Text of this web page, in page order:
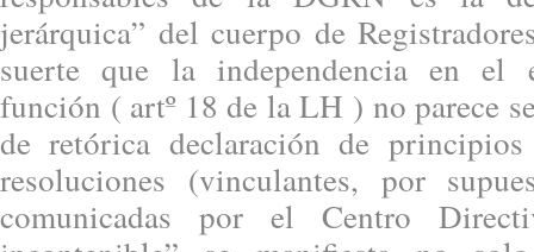
jerárquica” del cuerpo de
suerte que la independencia en el
función ( artº 18 de la LH ) no parece
de retórica declaración de
resoluciones (vinculantes, por
comunicadas por el Centro